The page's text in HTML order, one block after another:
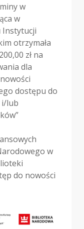
w
w
Instytucji
otrzymała
zł na
dla
dostępu do
i/lub
w
do nowości